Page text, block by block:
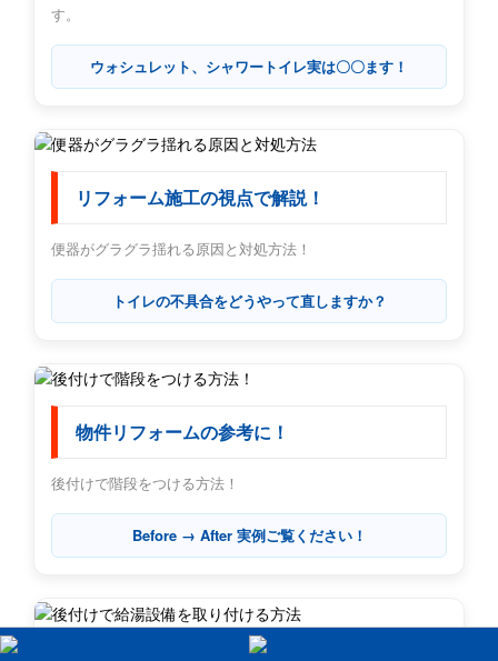
す。
ウォシュレット、シャワートイレ実は〇〇ます！
リフォーム施工の視点で解説！
便器がグラグラ揺れる原因と対処方法！
トイレの不具合をどうやって直しますか？
物件リフォームの参考に！
後付けで階段をつける方法！
Before → After 実例ご覧ください！